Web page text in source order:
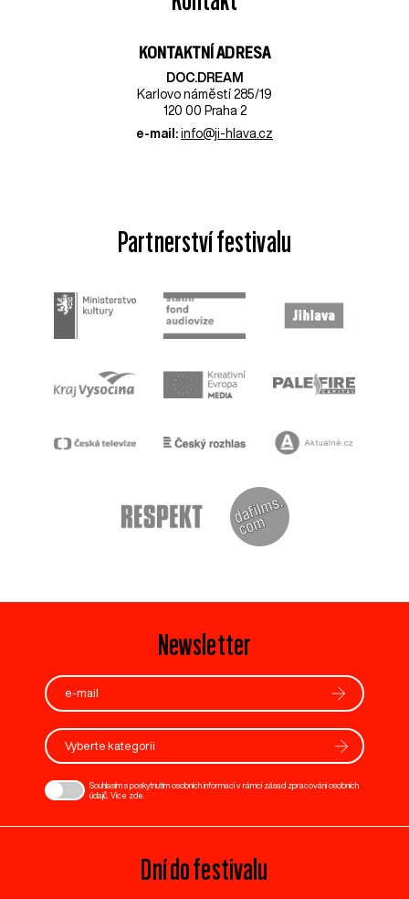
KONTAKTNÍ ADRESA
DOC.DREAM​
Karlovo náměstí 285/19
120 00 Praha 2
e-mail: info@ji-hlava.cz
Partnerství festivalu
Newsletter
Vyberte kategorii
Souhlasím s poskytnutím osobních informací v rámci zásad zpracování osobních
údajů. Více zde
Dní do festivalu